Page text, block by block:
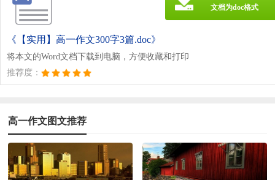
《【实用】高一作文300字3篇.doc》
将本文的Word文档下载到电脑，方便收藏和打印
推荐度：
文档为doc格式
高一作文图文推荐